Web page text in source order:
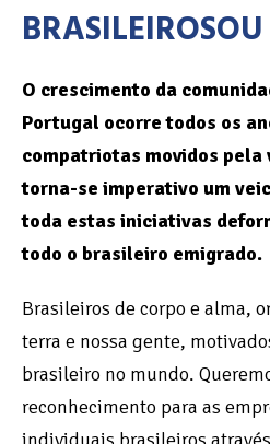
BRASILEIROSOU
O crescimento da
Portugal ocorre todos os
compatriotas movidos pela
torna-se imperativo um
toda estas iniciativas
todo o brasileiro emigrado.
Brasileiros de corpo e alma,
terra e nossa gente,
brasileiro no mundo.
reconhecimento para as